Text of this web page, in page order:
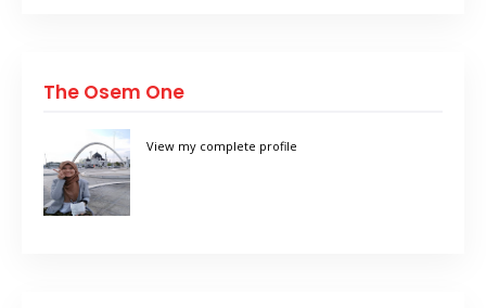
The Osem One
View my complete profile